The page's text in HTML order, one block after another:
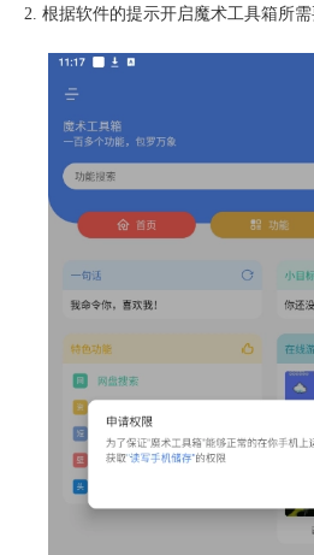
2. 根据软件的提示开启魔术工具箱所需